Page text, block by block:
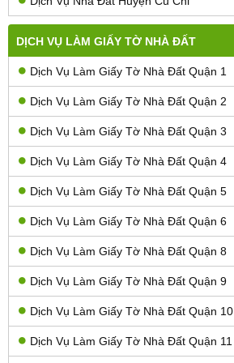
DỊCH VỤ LÀM GIẤY TỜ NHÀ ĐẤT
Dịch Vụ Làm Giấy Tờ Nhà Đất Quận 1
Dịch Vụ Làm Giấy Tờ Nhà Đất Quận 2
Dịch Vụ Làm Giấy Tờ Nhà Đất Quận 3
Dịch Vụ Làm Giấy Tờ Nhà Đất Quận 4
Dịch Vụ Làm Giấy Tờ Nhà Đất Quận 5
Dịch Vụ Làm Giấy Tờ Nhà Đất Quận 6
Dịch Vụ Làm Giấy Tờ Nhà Đất Quận 8
Dịch Vụ Làm Giấy Tờ Nhà Đất Quận 9
Dịch Vụ Làm Giấy Tờ Nhà Đất Quận 10
Dịch Vụ Làm Giấy Tờ Nhà Đất Quận 11